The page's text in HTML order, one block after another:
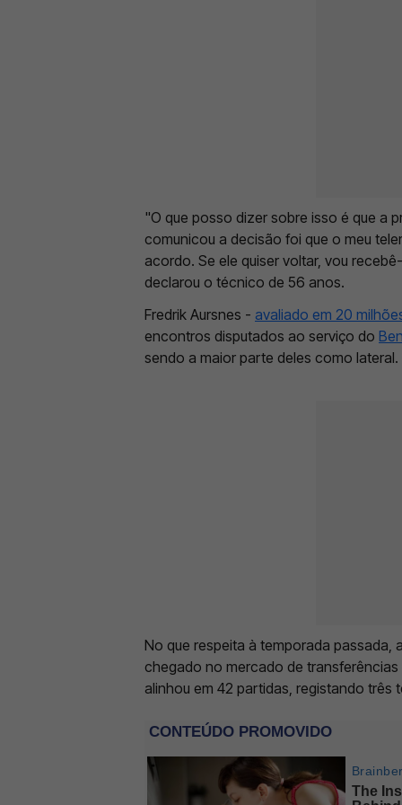
"O que posso dizer sobre isso é que a
comunicou a decisão foi que o meu
acordo. Se ele quiser voltar, vou
declarou o técnico de 56 anos.
Fredrik Aursnes - avaliado em 20
encontros disputados ao serviço do
sendo a maior parte deles como
No que respeita à temporada passada,
chegado no mercado de
alinhou em 42 partidas, registando